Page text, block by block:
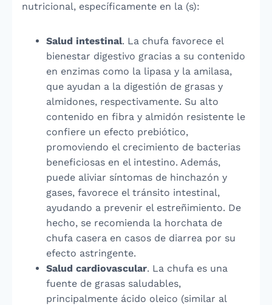
nutricional, específicamente en la (s):
Salud intestinal. La chufa favorece el
bienestar digestivo gracias a su contenido
en enzimas como la lipasa y la amilasa,
que ayudan a la digestión de grasas y
almidones, respectivamente. Su alto
contenido en fibra y almidón resistente le
confiere un efecto prebiótico,
promoviendo el crecimiento de bacterias
beneficiosas en el intestino. Además,
puede aliviar síntomas de hinchazón y
gases, favorece el tránsito intestinal,
ayudando a prevenir el estreñimiento. De
hecho, se recomienda la horchata de
chufa casera en casos de diarrea por su
efecto astringente.
Salud cardiovascular. La chufa es una
fuente de grasas saludables,
principalmente ácido oleico (similar al